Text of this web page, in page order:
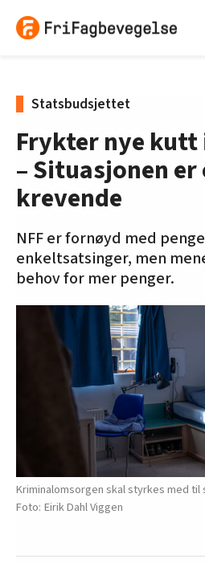
Statsbudsjettet
Frykter nye kutt
– Situasjonen
krevende
NFF er fornøyd med
enkeltsatsinger, men
behov for mer penger.
Kriminalomsorgen skal styrkes med til
Eirik Dahl Viggen